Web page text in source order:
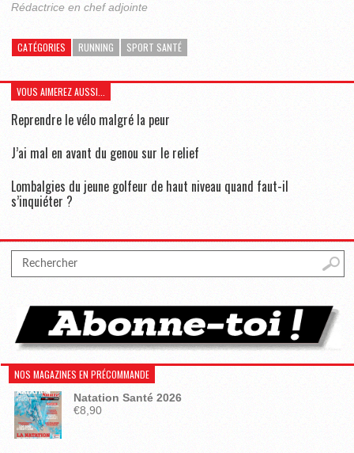
Rédactrice en chef adjointe
CATÉGORIES RUNNING SPORT SANTÉ
VOUS AIMEREZ AUSSI...
Reprendre le vélo malgré la peur
J’ai mal en avant du genou sur le relief
Lombalgies du jeune golfeur de haut niveau quand faut-il
s’inquiéter ?
NOS MAGAZINES EN PRÉCOMMANDE
Natation Santé 2026
€8,90